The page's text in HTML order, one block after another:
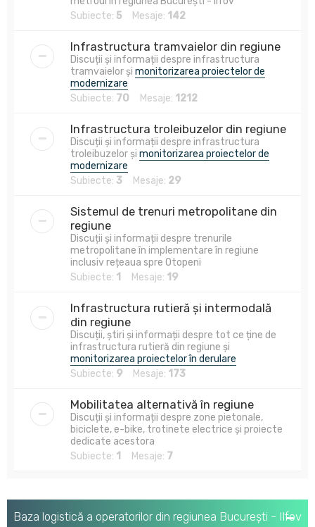
Subiecte: 5 Mesaje: 142
Infrastructura tramvaielor din regiune
Discuții și informații despre infrastructura
tramvaielor și monitorizarea proiectelor de
modernizare
Subiecte: 70 Mesaje: 1212
Infrastructura troleibuzelor din regiune
Discuții și informații despre infrastructura
troleibuzelor și monitorizarea proiectelor de
modernizare
Subiecte: 3 Mesaje: 29
Sistemul de trenuri metropolitane din
regiune
Discuții și informații despre trenurile
metropolitane în implementare în regiune
inclusiv rețeaua spre Otopeni
Subiecte: 1 Mesaje: 19
Infrastructura rutieră și intermodală
din regiune
Discuții, știri și informații despre tot ce ține de
infrastructura rutieră din regiune și
monitorizarea proiectelor în derulare
Subiecte: 9 Mesaje: 173
Mobilitatea alternativă în regiune
Discuții și informații despre zone pietonale,
biciclete, e-bike, trotinete electrice și proiecte
dedicate acestora
Subiecte: 1 Mesaje: 7
Baza logistică a operatorilor din regiunea București - Ilfov